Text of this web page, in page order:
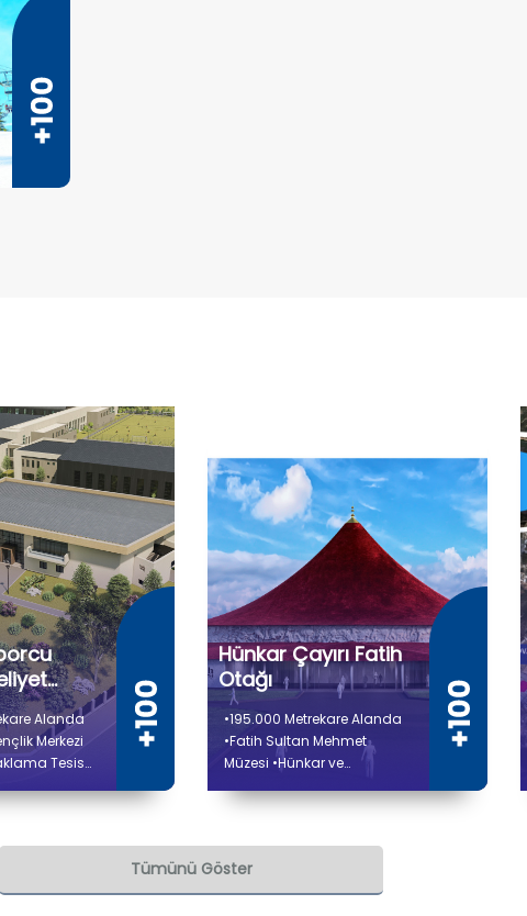
Alanda
Merkezi
Tesisi
Havuzu
Alanları
Hünkar Çayırı Fatih
Otağı
•195.000 Metrekare Alanda
•Fatih Sultan Mehmet
Müzesi •Hünkar ve
•Namazgâh ve Çeşme
Tümünü Göster